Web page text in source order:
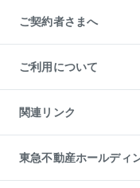
不動産小口投資
LEGACIA（レガシア）
相続サポート
リフォームサポート
ご契約者さまへ
ご紹介・再契約特典
入居者様専用-各種ご案内（
東急こすもす会「こすもす
ご利用について
金融商品取引について
東急リバブル ソーシャルメ
ご意見・お問い合わせ（金
ダイレクトメール（郵送物
関連リンク
これからご結婚される方に
人材サービスのご用命は 東
東北の逸品を贈ります 東
東急不動産ホールディ